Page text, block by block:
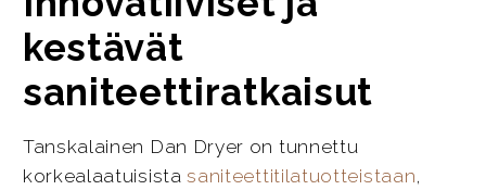
kestävät
saniteettiratkaisut
Tanskalainen Dan Dryer on tunnettu
korkealaatuisistasaniteettitilatuotteistaan,